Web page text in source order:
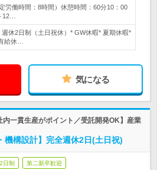
労働時間：8時間）休憩時間：60分10：00
12…
週休2日制（土日祝休）* GW休暇* 夏期休暇*
給休…
気になる
一貫生産がポイント／受託開発OK】産業
機構設計】完全週休2日(土日祝)
日制 第二新卒歓迎